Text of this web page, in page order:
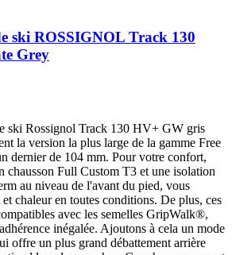
ski ROSSIGNOL Track 130
Grey
ski Rossignol Track 130 HV+ GW gris
la version la plus large de la gamme Free
dernier de 104 mm. Pour votre confort,
chausson Full Custom T3 et une isolation
au niveau de l'avant du pied, vous
chaleur en toutes conditions. De plus, ces
avec les semelles GripWalk®,
inégalée. Ajoutons à cela un mode
offre un plus grand débattement arrière